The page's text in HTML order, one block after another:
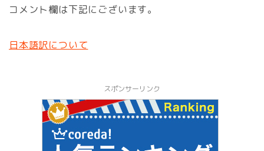
コメント欄は下記にございます。
日本語訳について
スポンサーリンク